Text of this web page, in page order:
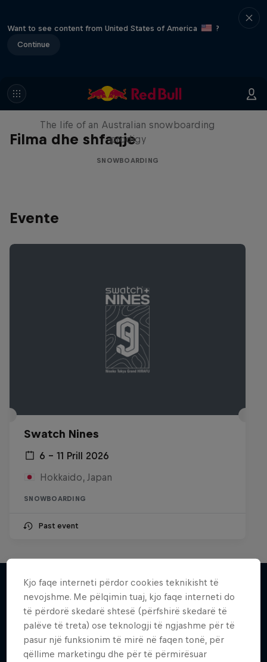
Want to see content from United States of America
?
Continue
Filma dhe shfaqje
Volare: Valentino Guseli
The life of an Australian snowboarding
prodigy
SNOWBOARDING
Evente
Swatch Nines
6 – 11 Prill 2026
Hokkaido, Japan
SNOWBOARDING
Past event
Më shumë si kjo
Kjo faqe interneti përdor cookies teknikisht të
nevojshme. Me pëlqimin tuaj, kjo faqe interneti do
të përdorë skedarë shtesë (përfshirë skedarë të
palëve të treta) ose teknologji të ngjashme për të
pasur një funksionim të mirë në faqen tonë, për
qëllime marketingu dhe për të përmirësuar